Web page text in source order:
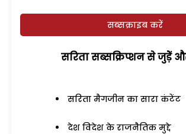
सब्सक्राइब करें
सरिता सब्सक्रिप्शन से जुड़ेें
सरिता मैगजीन का सारा कंटेंट
देश विदेश के राजनैतिक मुद्दे